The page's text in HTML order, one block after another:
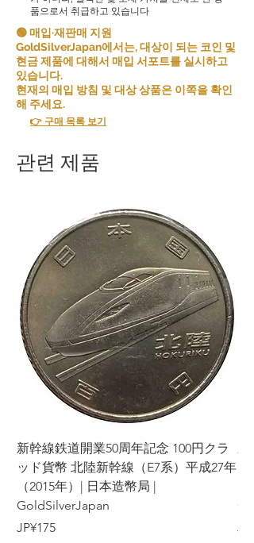
품으로서 취급하고 있습니다
🟢 매입·재판매 지원
GoldSilverJapan에서는, 대상이 되는 코인 및
현금 제품에 대해서 매입 서포트를 실시하고
있습니다.
현재의 매입 방침 및 대상 상품은 이쪽을 확인
해 주세요.
👉 구매 목록 보기
관련 제품
新幹線鉄道開業50周年記念 100円クラ
ッド貨幣 北陸新幹線（E7系）平成27年
（2015年）| 日本造幣局 |
GoldSilverJapan
가격
JP¥175